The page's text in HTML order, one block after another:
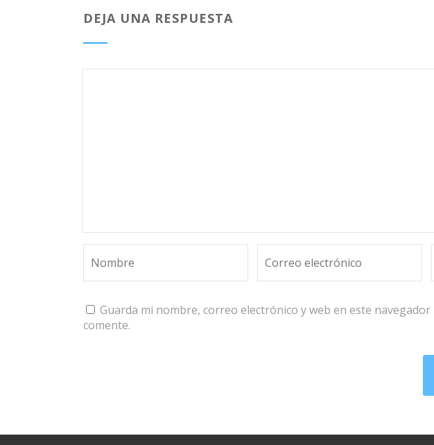
DEJA UNA RESPUESTA
Guarda mi nombre, correo electrónico y web en este
comente.